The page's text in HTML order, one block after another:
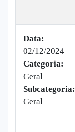
Data:
02/12/2024
Categoria:
Geral
Subcategoria:
Geral